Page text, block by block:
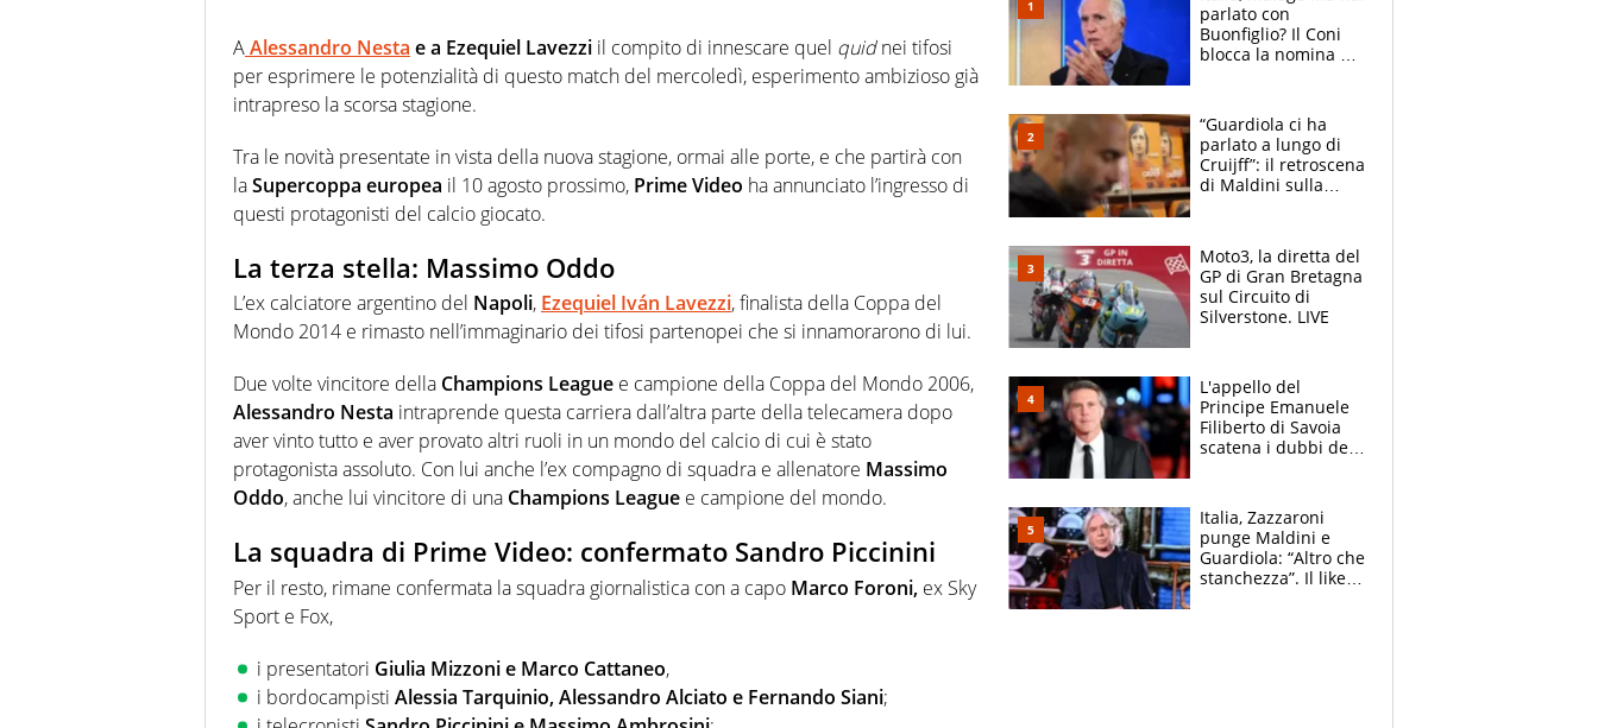
AAlessandro Nesta e a Ezequiel Lavezzi il compito di innescare quel quidnei tifosi
per esprimere le potenzialità di questo match del mercoledì, esperimento ambizioso già
intrapreso la scorsa stagione.
Tra le novità presentate in vista della nuova stagione, ormai alle porte, e che partirà con
laSupercoppa europea il 10 agosto prossimo, Prime Video ha annunciato l’ingresso di
questi protagonisti del calcio giocato.
La terza stella: Massimo Oddo
L’ex calciatore argentino del Napoli, Ezequiel Iván Lavezzi, finalista della Coppa del
Mondo 2014 e rimasto nell’immaginario dei tifosi partenopei che si innamorarono di lui.
Due volte vincitore della Champions League e campione della Coppa del Mondo 2006,
Alessandro Nesta intraprende questa carriera dall’altra parte della telecamera dopo
aver vinto tutto e aver provato altri ruoli in un mondo del calcio di cui è stato
protagonista assoluto. Con lui anche l’ex compagno di squadra e allenatore Massimo
Oddo, anche lui vincitore di una Champions League e campione del mondo.
La squadra di Prime Video: confermato Sandro Piccinini
Per il resto, rimane confermata la squadra giornalistica con a capo Marco Foroni, ex Sky
Sport e Fox,
i presentatori Giulia Mizzoni e Marco Cattaneo,
i bordocampisti Alessia Tarquinio, Alessandro Alciato e Fernando Siani;
parlato con
Buonfiglio? Il Coni
blocca la nomina di
“Guardiola ci ha
parlato a lungo di
Cruijff”: il retroscena
di Maldini sulla
Moto3, la diretta del
GP di Gran Bretagna
sul Circuito di
Silverstone. LIVE
L'appello del
Principe Emanuele
Filiberto di Savoia
scatena i dubbi dei
Italia, Zazzaroni
punge Maldini e
Guardiola: “Altro che
stanchezza”. Il like